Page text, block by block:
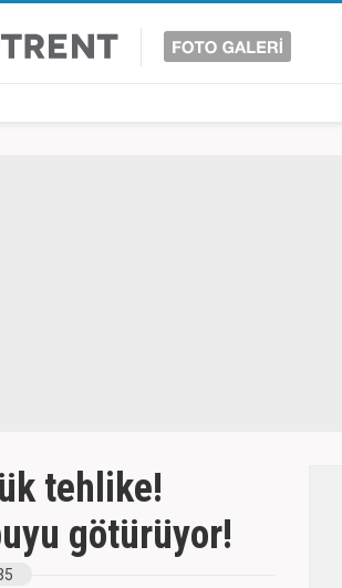
tehlike!
götürüyor!